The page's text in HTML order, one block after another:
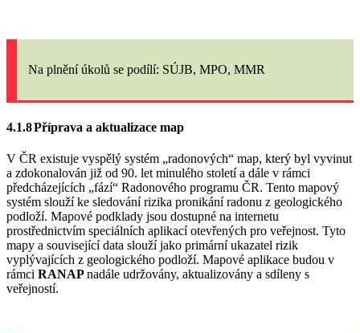
Na plnění úkolů se podílí: SÚJB, MPO, MMR
4.1.8Příprava a aktualizace map
V ČR existuje vyspělý systém „radonových“ map, který byl vyvinut
a zdokonalován již od 90. let minulého století a dále v rámci
předcházejících „fází“ Radonového programu ČR. Tento mapový
systém slouží ke sledování rizika pronikání radonu z geologického
podloží. Mapové podklady jsou dostupné na internetu
prostřednictvím speciálních aplikací otevřených pro veřejnost. Tyto
mapy a související data slouží jako primární ukazatel rizik
vyplývajících z geologického podloží. Mapové aplikace budou v
rámci RANAPnadále udržovány, aktualizovány a sdíleny s
veřejností.